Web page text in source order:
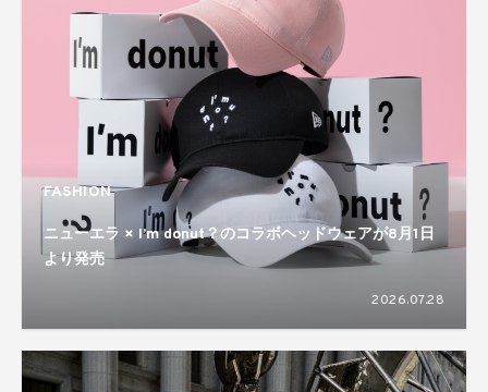
FASHION
ニューエラ × I’m donut？のコラボヘッドウェアが8月1日
より発売
2026.07.28